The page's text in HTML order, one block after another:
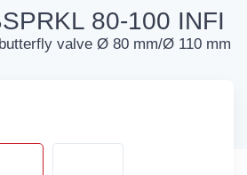
80-100 INFI
valve Ø 80 mm/Ø 110 mm